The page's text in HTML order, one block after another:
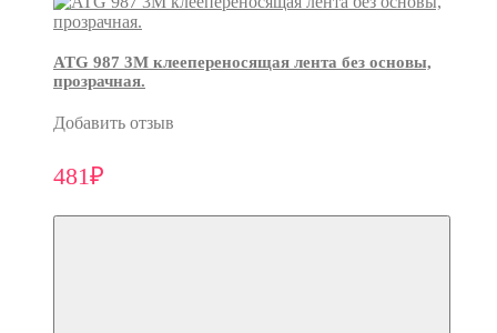
ATG 987 3М клеепереносящая лента без основы,
прозрачная.
Добавить отзыв
481₽